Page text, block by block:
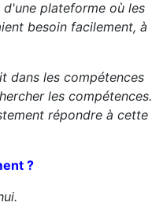
plateforme où les
besoin facilement, à
dans les compétences
les compétences.
répondre à cette
?